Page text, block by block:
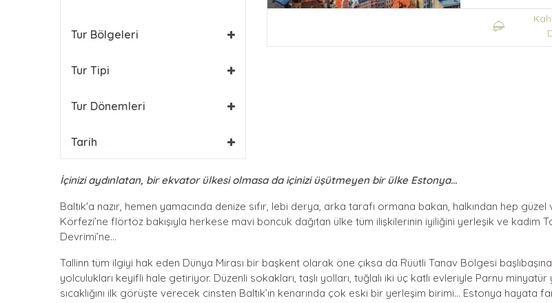
Tur Bölgeleri
Tur Tipi
Tur Dönemleri
Tarih
İçinizi aydınlatan, bir ekvator ülkesi olmasa da içinizi üşütmeyen bir ülke Estonya...
Baltık'a nazır, hemen yamacında denize sıfır, lebi derya, arka tarafı ormana bakan, halkından hep
Körfezi’ne flörtöz bakışıyla herkese mavi boncuk dağıtan ülke tüm ilişkilerinin iyiliğini yerleşik ve
Devrimi’ne...
Tallinn tüm ilgiyi hak eden Dünya Mirası bir başkent olarak öne çıksa da Rüütli Tanav Bölgesi
yolculukları keyifli hale getiriyor. Düzenli sokakları, taşlı yolları, tuğlalı iki üç katlı evleriyle Parnu
sıcaklığını ilk görüşte verecek cinsten Baltık’ın kenarında çok eski bir yerleşim birimi... Estonya hayata